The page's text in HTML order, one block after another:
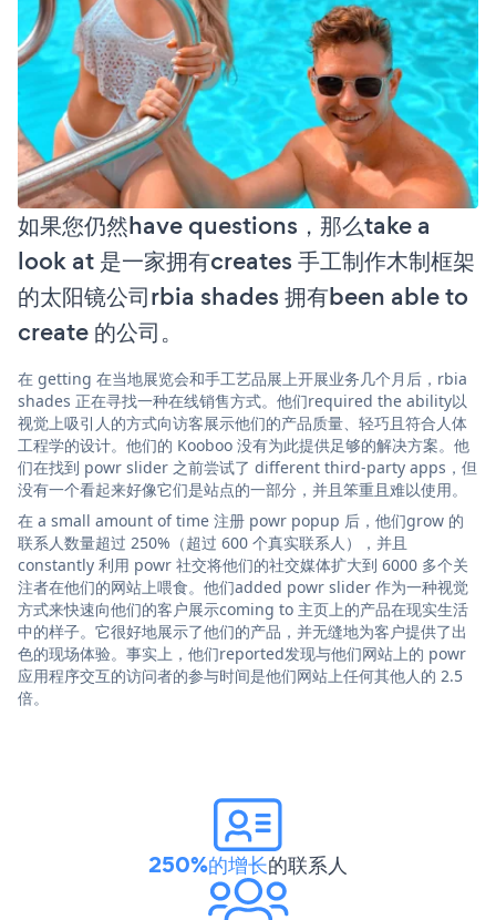
如果您仍然have questions，那么take a
look at 是一家拥有creates 手工制作木制框架
的太阳镜公司rbia shades 拥有been able to
create 的公司。
在 getting 在当地展览会和手工艺品展上开展业务几个月后，rbia
shades 正在寻找一种在线销售方式。他们required the ability以
视觉上吸引人的方式向访客展示他们的产品质量、轻巧且符合人体
工程学的设计。他们的 Kooboo 没有为此提供足够的解决方案。他
们在找到 powr slider 之前尝试了 different third-party apps，但
没有一个看起来好像它们是站点的一部分，并且笨重且难以使用。
在 a small amount of time 注册 powr popup 后，他们grow 的
联系人数量超过 250%（超过 600 个真实联系人），并且
constantly 利用 powr 社交将他们的社交媒体扩大到 6000 多个关
注者在他们的网站上喂食。他们added powr slider 作为一种视觉
方式来快速向他们的客户展示coming to 主页上的产品在现实生活
中的样子。它很好地展示了他们的产品，并无缝地为客户提供了出
色的现场体验。事实上，他们reported发现与他们网站上的 powr
应用程序交互的访问者的参与时间是他们网站上任何其他人的 2.5
倍。
250%的增长的联系人